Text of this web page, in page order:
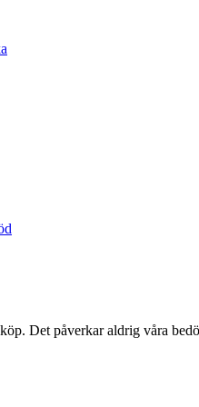
Det påverkar aldrig våra